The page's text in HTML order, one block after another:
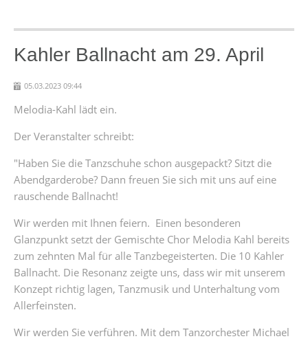
Kahler Ballnacht am 29. April
05.03.2023 09:44
Melodia-Kahl lädt ein.
Der Veranstalter schreibt:
"Haben Sie die Tanzschuhe schon ausgepackt? Sitzt die
Abendgarderobe? Dann freuen Sie sich mit uns auf eine
rauschende Ballnacht!
Wir werden mit Ihnen feiern. Einen besonderen
Glanzpunkt setzt der Gemischte Chor Melodia Kahl bereits
zum zehnten Mal für alle Tanzbegeisterten. Die 10 Kahler
Ballnacht. Die Resonanz zeigte uns, dass wir mit unserem
Konzept richtig lagen, Tanzmusik und Unterhaltung vom
Allerfeinsten.
Wir werden Sie verführen. Mit dem Tanzorchester Michael